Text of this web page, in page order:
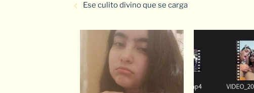
Ese culito divino que se carga